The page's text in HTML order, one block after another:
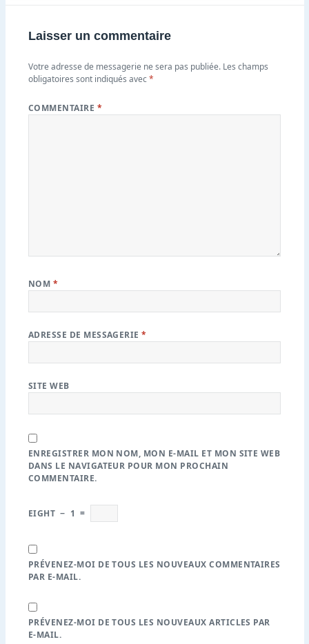
Laisser un commentaire
Votre adresse de messagerie ne sera pas publiée. Les champs
obligatoires sont indiqués avec*
COMMENTAIRE *
NOM *
ADRESSE DE MESSAGERIE*
SITE WEB
ENREGISTRER MON NOM, MON E-MAIL ET MON SITE WEB
DANS LE NAVIGATEUR POUR MON PROCHAIN
COMMENTAIRE.
EIGHT − 1 =
PRÉVENEZ-MOI DE TOUS LES NOUVEAUX COMMENTAIRES
PAR E-MAIL.
PRÉVENEZ-MOI DE TOUS LES NOUVEAUX ARTICLES PAR
E-MAIL.